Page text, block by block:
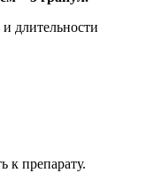
длительности
препарату.